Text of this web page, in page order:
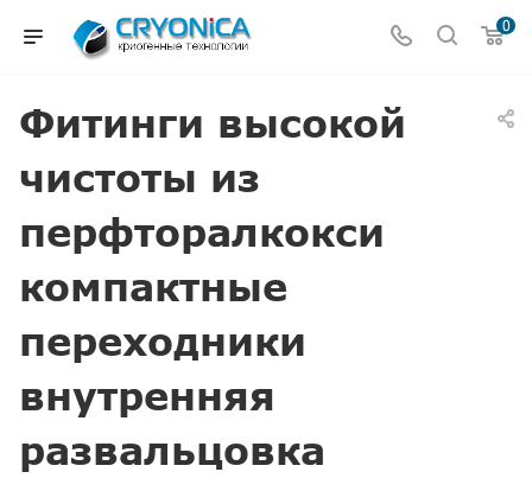
0
Фитинги высокой
чистоты из
перфторалкокси
компактные
переходники
внутренняя
развальцовка